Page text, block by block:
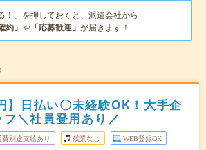
！」を押しておくと、派遣会社から
約」 や 「応募歓迎」 が届きます！
】日払い〇未経験OK！大手企
＼社員登用あり／
費別途支給あり 残業なし WEB登録OK